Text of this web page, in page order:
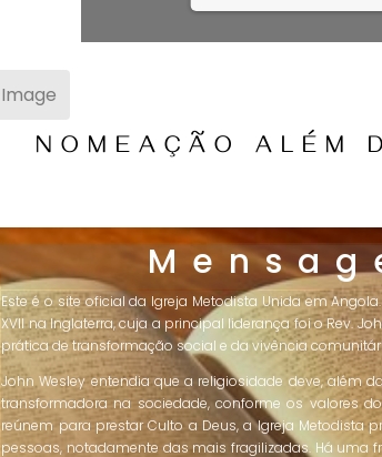
Image
NOMEAÇÃO ALÉM
Este é o site oficial da Igreja Metodista Unida em
XVII na Inglaterra, cuja a principal liderança foi o Rev.
prática de transformação social e da vivência
John Wesley entendia que a religiosidade deve, além
transformadora na sociedade, conforme os valores
reúnem para prestar Culto a Deus, a Igreja Metodista
pessoas, notadamente das mais fragilizadas. Há uma